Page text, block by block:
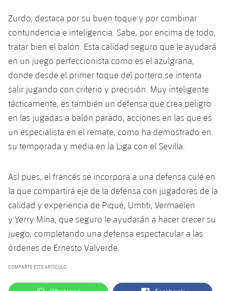
Resultados
Clasificaciones
Hockey Hierba Femenino
Plantilla
Agenda
Rugby
Actualidad
Jugadores
Resultados
Clasificaciones
Fotos
Voleibol
Noticias
Voleibol masculino
Voleibol femenino
Apúntate a las amateurs
Apúntate a las amateurs
Carnet de las Secciones Amateurs
PLUSICON
MÁS
League of Legends
VALORANT Game Changers
eFootball
Zurdo, destaca por su buen toque y por combinar
contundencia e inteligencia. Sabe, por encima de todo,
tratar bien el balón. Esta calidad seguro que le ayudará
en un juego perfeccionista como es el azulgrana,
donde desde el primer toque del portero se intenta
salir jugando con criterio y precisión. Muy inteligente
tácticamente, es también un defensa que crea peligro
en las jugadas a balón parado, acciones en las que es
un especialista en el remate, como ha demostrado en
su temporada y media en la Liga con el Sevilla.
Así pues, el francés se incorpora a una defensa culé en
la que compartirá eje de la defensa con jugadores de la
calidad y experiencia de Piqué, Umtiti, Vermaelen
y Yerry Mina, que seguro le ayudarán a hacer crecer su
juego, completando una defensa espectacular a las
órdenes de Ernesto Valverde.
COMPARTE ESTE ARTÍCULO